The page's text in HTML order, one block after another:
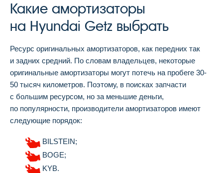
Какие амортизаторы
на Hyundai Getz выбрать
Ресурс оригинальных амортизаторов, как передних так
и задних средний. По словам владельцев, некоторые
оригинальные амортизаторы могут потечь на пробеге 30-
50 тысяч километров. Поэтому, в поисках запчасти
с большим ресурсом, но за меньшие деньги,
по популярности, производители амортизаторов имеют
следующие порядок:
BILSTEIN;
BOGE;
KYB.